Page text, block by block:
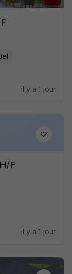
il y a 1 jour
F
il y a 1 jour